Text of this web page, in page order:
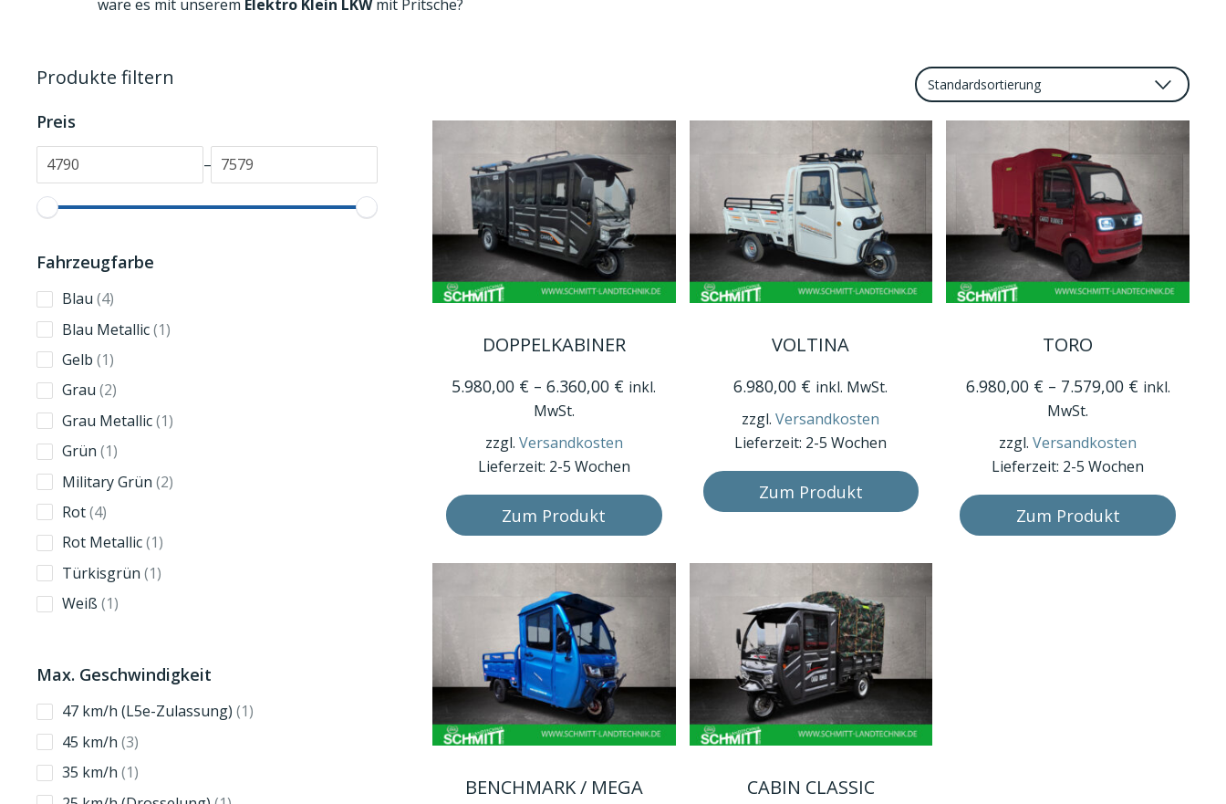
wäre es mit unserem Elektro Klein LKWmit Pritsche?
Produkte filtern
Preis
–
Fahrzeugfarbe
Blau 44
products
Blau Metallic 11
Gelb 11
product
Grau 22
products
Grau Metallic 11
Grün 11
product
Military Grün 22
Rot 44
products
Rot Metallic 11
product
Türkisgrün 11
Weiß 11
Max. Geschwindigkeit
47 km/h (L5e-Zulassung) 11
45 km/h 33
products
35 km/h 11
product
DOPPELKABINER
5.980,00 € –6.360,00 € inkl.
MwSt.
zzgl. Versandkosten
Lieferzeit: 2-5 Wochen
Zum Produkt
Dieses
weist
Optionen
können
VOLTINA
6.980,00 € inkl. MwSt.
zzgl.Versandkosten
Lieferzeit: 2-5 Wochen
Zum Produkt
weist
Varianten
Die
Optionen
gewählt
werden
TORO
6.980,00 € – 7.579,00 € inkl.
MwSt.
zzgl.Versandkosten
Lieferzeit: 2-5 Wochen
Zum Produkt
weist
Optionen
können
BENCHMARK / MEGA
Dieses
CABIN CLASSIC